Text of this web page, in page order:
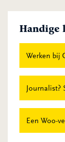
Handige
Werken bij
Journalist?
Een Woo-